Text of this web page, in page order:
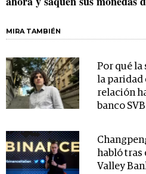
MIRA TAMBIÉN
Por qué la
la paridad
relación
banco SVB
habló tras
Valley